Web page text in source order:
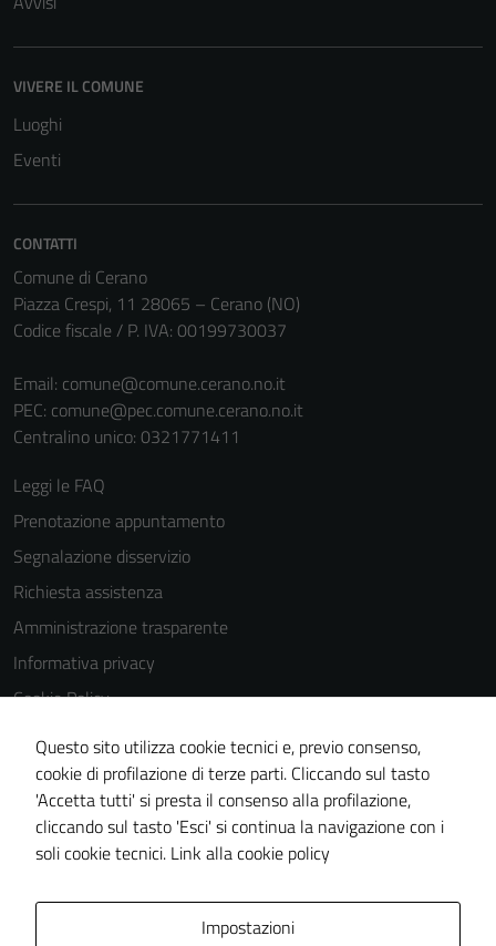
VIVERE IL COMUNE
Luoghi
Eventi
CONTATTI
Comune di Cerano
Piazza Crespi, 11 28065 – Cerano (NO)
Codice fiscale / P. IVA: 00199730037
Email: comune@comune.cerano.no.it
PEC: comune@pec.comune.cerano.no.it
Centralino unico: 0321771411
Leggi le FAQ
Prenotazione appuntamento
Segnalazione disservizio
Richiesta assistenza
Amministrazione trasparente
Informativa privacy
Cookie Policy
Note legali
Dichiarazione di accessibilità
Piano di miglioramento del sito
Meccanismo di feedback
Questo sito utilizza cookie tecnici e, previo consenso,
cookie di profilazione di terze parti. Cliccando sul tasto
'Accetta tutti' si presta il consenso alla profilazione,
cliccando sul tasto 'Esci' si continua la navigazione con i
soli cookie tecnici. Link alla cookie policy
Impostazioni